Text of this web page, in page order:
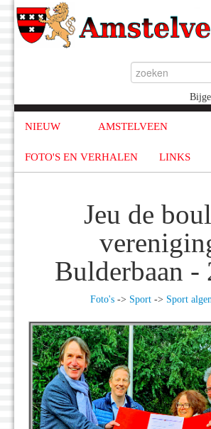
NIEUW AMSTELVEEN
FOTO'S EN VERHALEN LINKS
Jeu de
Bulderbaan -
Foto's-> Sport-> Sport